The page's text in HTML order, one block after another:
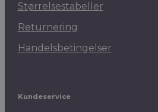
Størrelsestabeller
Returnering
Handelsbetingelser
Kundeservice